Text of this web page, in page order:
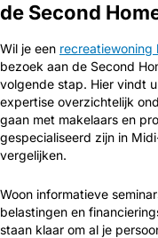
de Second
Wil je een recreatiewoning
bezoek aan de Second
volgende stap. Hier vindt
expertise overzichtelijk
gaan met makelaars en
gespecialiseerd zijn in
vergelijken.
Woon informatieve
belastingen en
staan klaar om al je